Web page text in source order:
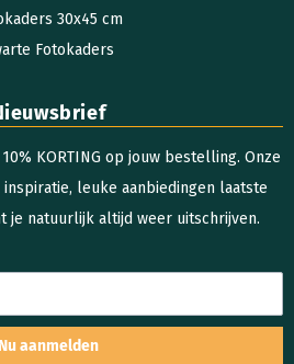
30x45 cm
Fotokaders
KORTING op jouw bestelling. Onze
leuke aanbiedingen laatste
je natuurlijk altijd weer uitschrijven.
Nu aanmelden